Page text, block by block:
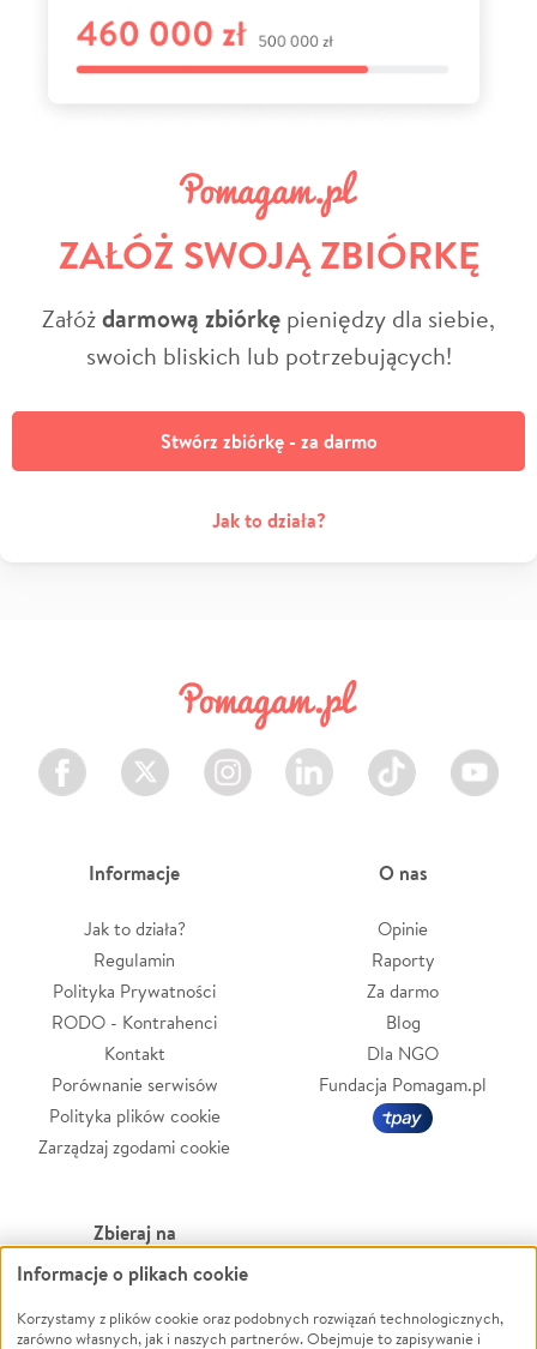
ZAŁÓŻ SWOJĄ ZBIÓRKĘ
Załóżdarmową zbiórkę pieniędzy dla siebie,
swoich bliskich lub potrzebujących!
Stwórz zbiórkę - za darmo
Jak to działa?
Facebook Twitter Instagram LinkedIn TikTok Youtube
Informacje
Jak to działa?
Regulamin
Polityka Prywatności
RODO - Kontrahenci
Kontakt
Porównanie serwisów
Polityka plików cookie
Zarządzaj zgodami cookie
O nas
Opinie
Raporty
Za darmo
Blog
Dla NGO
Fundacja Pomagam.pl
Zbieraj na
Leczenie
Zwierzęta
Powódź
Informacje o plikach cookie
Korzystamy z plików cookie oraz podobnych rozwiązań technologicznych,
zarówno własnych, jak i naszych partnerów. Obejmuje to zapisywanie i